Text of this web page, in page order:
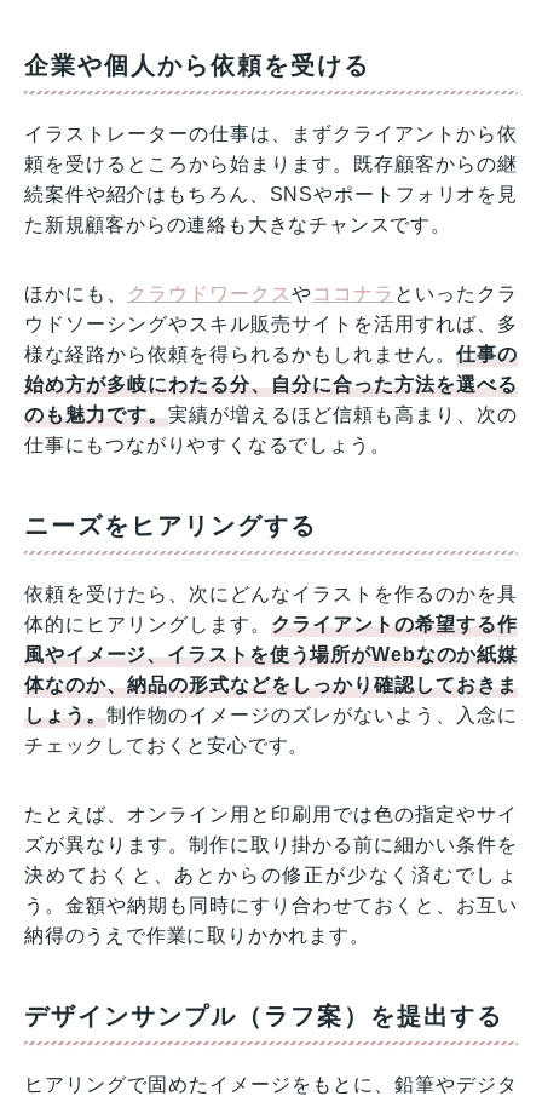
企業や個人から依頼を受ける
イラストレーターの仕事は、まずクライアントから依
頼を受けるところから始まります。既存顧客からの継
続案件や紹介はもちろん、SNSやポートフォリオを見
た新規顧客からの連絡も大きなチャンスです。
ほかにも、 クラウドワークスやココナラ といったクラ
ウドソーシングやスキル販売サイトを活用すれば、多
様な経路から依頼を得られるかもしれません。仕事の
始め方が多岐にわたる分、自分に合った方法を選べる
のも魅力です。実績が増えるほど信頼も高まり、次の
仕事にもつながりやすくなるでしょう。
ニーズをヒアリングする
依頼を受けたら、次にどんなイラストを作るのかを具
体的にヒアリングします。クライアントの希望する作
風やイメージ、イラストを使う場所がWebなのか紙媒
体なのか、納品の形式などをしっかり確認しておきま
しょう。制作物のイメージのズレがないよう、入念に
チェックしておくと安心です。
たとえば、オンライン用と印刷用では色の指定やサイ
ズが異なります。制作に取り掛かる前に細かい条件を
決めておくと、あとからの修正が少なく済むでしょ
う。金額や納期も同時にすり合わせておくと、お互い
納得のうえで作業に取りかかれます。
デザインサンプル（ラフ案）を提出する
ヒアリングで固めたイメージをもとに、鉛筆やデジタ